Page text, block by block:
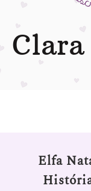
Elfa